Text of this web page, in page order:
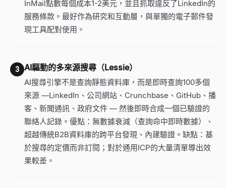
InMail點數每個成本1-2美元，並且抓取違反了LinkedIn的
服務條款。最好作為研究和互動層，與單獨的電子郵件發
現工具配對使用。
3 AI驅動的多來源搜尋（Lessie）
AI搜尋引擎不是查詢靜態資料庫，而是即時查詢100多個
來源 —LinkedIn、公司網站、Crunchbase、GitHub、播
客、新聞通訊、政府文件 — 然後即時合成一個已驗證的
聯絡人記錄。優點：無數據衰減（查詢命中即時數據）、
超越傳統B2B資料庫的跨平台發現、內建驗證。缺點：基
於搜尋的定價而非訂閱；對於通用ICP的大量清單導出效
果較差。